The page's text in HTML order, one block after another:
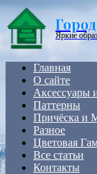
Menu
Яркие
Главная
О сайте
Аксессуары
Паттерны
Причёска и
Разное
Цветовая
Все статьи
Контакты